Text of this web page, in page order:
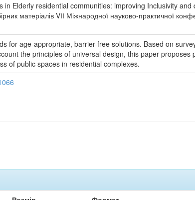
in Elderly residential communities: improving Inclusivity
матеріалів VІІ Міжнародної науково-практичної
for age-appropriate, barrier-free solutions. Based on
the principles of universal design, this paper
of public spaces in residential complexes.